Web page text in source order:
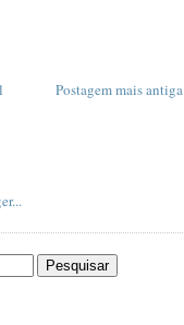
Postagem mais antiga